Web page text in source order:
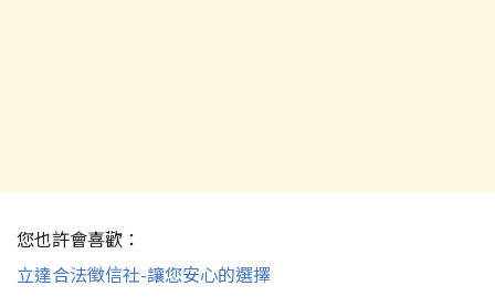
您也許會喜歡：
立達合法徵信社-讓您安心的選擇